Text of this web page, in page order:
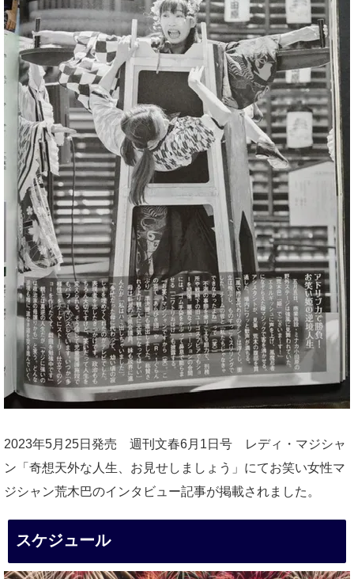
2023年5月25日発売 週刊文春6月1日号 レディ・マジシャ
ン「奇想天外な人生、お見せしましょう」にてお笑い女性マ
ジシャン荒木巴のインタビュー記事が掲載されました。
スケジュール